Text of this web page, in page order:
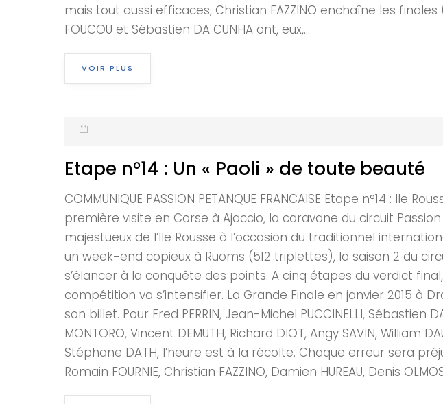
mais tout aussi efficaces, Christian FAZZINO enchaîne les
FOUCOU et Sébastien DA CUNHA ont, eux,...
VOIR PLUS
Etape n°14 : Un « Paoli » de toute beauté
COMMUNIQUE PASSION PETANQUE FRANCAISE Etape n°14 :
première visite en Corse à Ajaccio, la caravane du circuit
majestueux de l’Ile Rousse à l’occasion du traditionnel
un week-end copieux à Ruoms (512 triplettes), la saison 2 du
s’élancer à la conquête des points. A cinq étapes du verdict
compétition va s’intensifier. La Grande Finale en janvier 2015
son billet. Pour Fred PERRIN, Jean-Michel PUCCINELLI, Sébastien
MONTORO, Vincent DEMUTH, Richard DIOT, Angy SAVIN, William
Stéphane DATH, l’heure est à la récolte. Chaque erreur sera
Romain FOURNIE, Christian FAZZINO, Damien HUREAU, Denis